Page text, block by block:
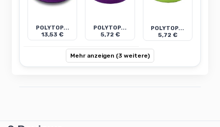
POLYTOP...
13,53 €
POLYTOP...
5,72 €
POLYTOP...
5,72 €
Mehr anzeigen (3 weitere)